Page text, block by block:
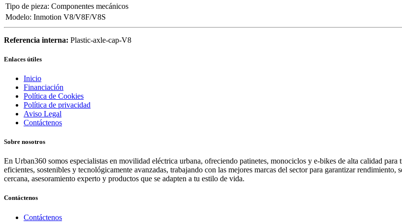
Tipo de pieza: Componentes mecánicos
Modelo: Inmotion V8/V8F/V8S
Referencia interna: Plastic-axle-cap-V8
Enlaces útiles
Inicio
Financiación
Política de Cookies
Política de privacidad
Aviso Legal
Contáctenos
Sobre nosotros
En Urban360 somos especialistas en movilidad eléctrica urbana, ofreciendo patinetes, monociclos y e-bikes de alta calidad
eficientes, sostenibles y tecnológicamente avanzadas, trabajando con las mejores marcas del sector para garantizar
cercana, asesoramiento experto y productos que se adapten a tu estilo de vida.
Contáctenos
Contáctenos